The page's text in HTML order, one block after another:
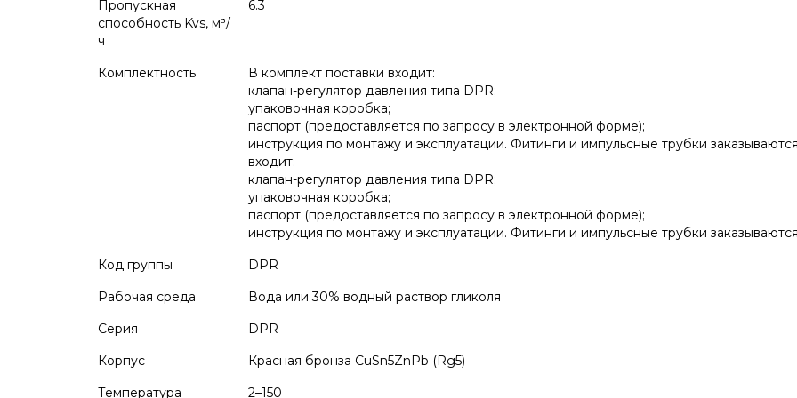
Пропускная
способность Kvs, м³/
ч
6.3
Комплектность
В комплект поставки входит:
клапан-регулятор давления типа DPR;
упаковочная коробка;
паспорт (предоставляется по запросу в электронной форме);
инструкция по монтажу и эксплуатации. Фитинги и импульсные трубки
входит:
клапан-регулятор давления типа DPR;
упаковочная коробка;
паспорт (предоставляется по запросу в электронной форме);
инструкция по монтажу и эксплуатации. Фитинги и импульсные трубки
Код группы
DPR
Рабочая среда
Вода или 30% водный раствор гликоля
Серия
DPR
Корпус
Красная бронза CuSn5ZnPb (Rg5)
Температура
2–150